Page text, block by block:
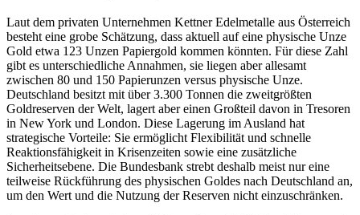
Laut dem privaten Unternehmen Kettner Edelmetalle aus Österreich
besteht eine grobe Schätzung, dass aktuell auf eine physische Unze
Gold etwa 123 Unzen Papiergold kommen könnten. Für diese Zahl
gibt es unterschiedliche Annahmen, sie liegen aber allesamt
zwischen 80 und 150 Papierunzen versus physische Unze.
Deutschland besitzt mit über 3.300 Tonnen die zweitgrößten
Goldreserven der Welt, lagert aber einen Großteil davon in Tresoren
in New York und London. Diese Lagerung im Ausland hat
strategische Vorteile: Sie ermöglicht Flexibilität und schnelle
Reaktionsfähigkeit in Krisenzeiten sowie eine zusätzliche
Sicherheitsebene. Die Bundesbank strebt deshalb meist nur eine
teilweise Rückführung des physischen Goldes nach Deutschland an,
um den Wert und die Nutzung der Reserven nicht einzuschränken.